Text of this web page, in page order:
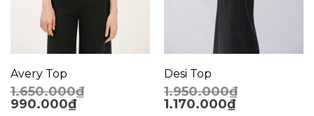
Avery Top
1.650.000₫
990.000₫
Desi Top
1.950.000₫
1.170.000₫